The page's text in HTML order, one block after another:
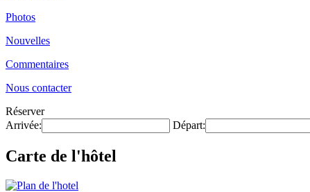
Photos
Nouvelles
Commentaires
Nous contacter
Réserver
Arrivée:
Départ:
Carte de l'hôtel